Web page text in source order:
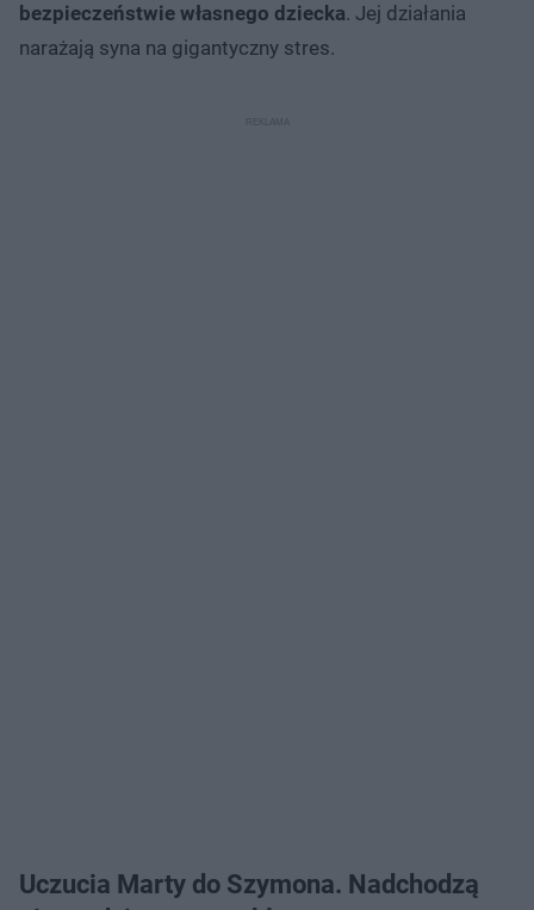
bezpieczeństwie własnego dziecka. Jej działania
narażają syna na gigantyczny stres.
Uczucia Marty do Szymona. Nadchodzą